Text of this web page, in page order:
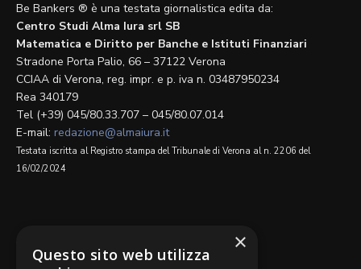
Be Bankers ® è una testata giornalistica edita da:
Centro Studi Alma Iura srl SB
Matematica e Diritto per Banche e Istituti Finanziari
Stradone Porta Palio, 66 – 37122 Verona
CCIAA di Verona, reg. impr. e p. iva n. 03487950234
Rea 340179
Tel (+39) 045/80.33.707 – 045/80.07.014
E-mail: redazione@almaiura.it
Testata iscritta al Registro stampa del Tribunale di Verona al n. 2206 del
16/02/2024
×
Questo sito web utilizza